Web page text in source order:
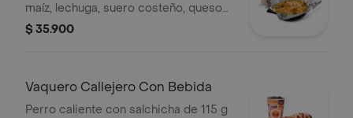
maíz, lechuga, suero costeño, queso
costeño, salsa BBQ, salsa Corral,
$ 35.900
Vaquero Callejero Con Bebida
Perro caliente con salchicha de 115 g